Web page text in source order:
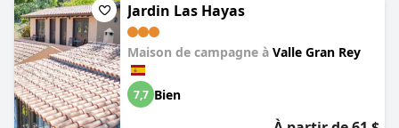
Jardin Las Hayas
Maison de campagne à Valle Gran Rey
7,7 Bien